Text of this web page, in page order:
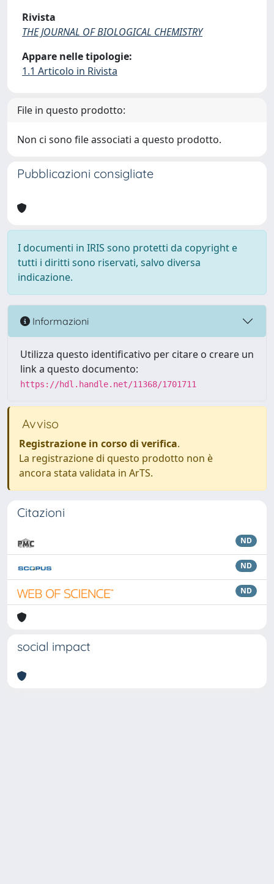
Rivista
THE JOURNAL OF BIOLOGICAL CHEMISTRY
Appare nelle tipologie:
1.1 Articolo in Rivista
File in questo prodotto:
Non ci sono file associati a questo prodotto.
Pubblicazioni consigliate
I documenti in IRIS sono protetti da copyright e
tutti i diritti sono riservati, salvo diversa
indicazione.
Informazioni
Utilizza questo identificativo per citare o creare un
link a questo documento:
https://hdl.handle.net/11368/1701711
Avviso
Registrazione in corso di verifica.
La registrazione di questo prodotto non è
ancora stata validata in ArTS.
Citazioni
ND
ND
ND
social impact